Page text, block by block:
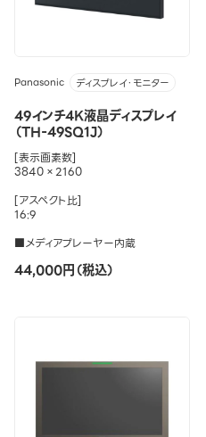
Panasonic ディスプレイ・モニター
49インチ4K液晶ディスプレイ
（TH-49SQ1J）
[表示画素数]
3840×2160
[アスペクト比]
16:9
■メディアプレーヤー内蔵
44,000円（税込）